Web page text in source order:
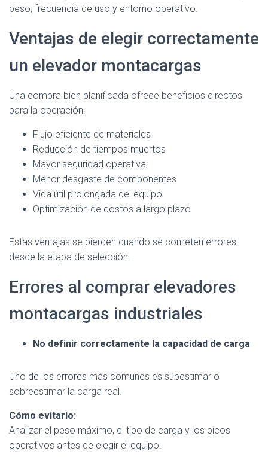
peso, frecuencia de uso y entorno operativo.
Ventajas de elegir correctamente
un elevador montacargas
Una compra bien planificada ofrece beneficios directos
para la operación:
Flujo eficiente de materiales
Reducción de tiempos muertos
Mayor seguridad operativa
Menor desgaste de componentes
Vida útil prolongada del equipo
Optimización de costos a largo plazo
Estas ventajas se pierden cuando se cometen errores
desde la etapa de selección.
Errores al comprar elevadores
montacargas industriales
No definir correctamente la capacidad de carga
Uno de los errores más comunes es subestimar o
sobreestimar la carga real.
Cómo evitarlo:
Analizar el peso máximo, el tipo de carga y los picos
operativos antes de elegir el equipo.